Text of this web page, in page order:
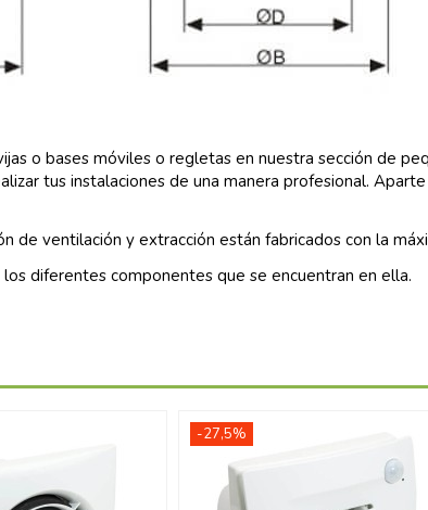
o bases móviles o regletas en nuestra sección de
tus instalaciones de una manera profesional.
deventilación y extracción están fabricados con la
diferentes componentes que se encuentran en ella.
-27,5%